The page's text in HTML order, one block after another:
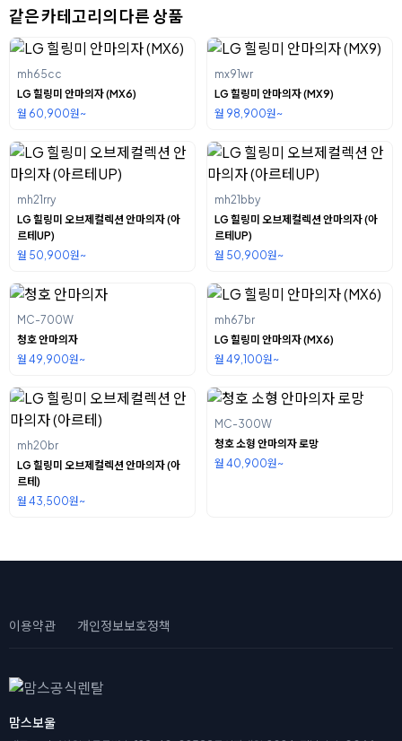
같은 카테고리의 다른 상품
mh65cc
LG 힐링미 안마의자 (MX6)
월 60,900원~
mx91wr
LG 힐링미 안마의자 (MX9)
월 98,900원~
mh21rry
LG 힐링미 오브제컬렉션 안마의자 (아
르테UP)
월 50,900원~
mh21bby
LG 힐링미 오브제컬렉션 안마의자 (아
르테UP)
월 50,900원~
MC-700W
청호 안마의자
월 49,900원~
mh67br
LG 힐링미 안마의자 (MX6)
월 49,100원~
mh20br
LG 힐링미 오브제컬렉션 안마의자 (아
르테)
월 43,500원~
MC-300W
청호 소형 안마의자 로망
월 40,900원~
이용약관 개인정보보호정책
맘스보울